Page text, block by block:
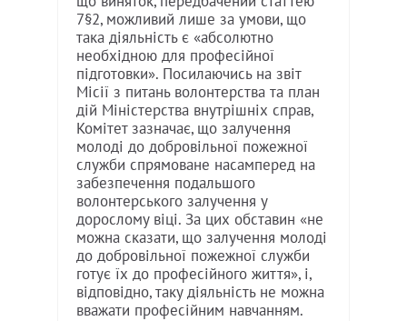
7§2, можливий лише за умови, що
така діяльність є «абсолютно
необхідною для професійної
підготовки». Посилаючись на звіт
Місії з питань волонтерства та план
дій Міністерства внутрішніх справ,
Комітет зазначає, що залучення
молоді до добровільної пожежної
служби спрямоване насамперед на
забезпечення подальшого
волонтерського залучення у
дорослому віці. За цих обставин «не
можна сказати, що залучення молоді
до добровільної пожежної служби
готує їх до професійного життя», і,
відповідно, таку діяльність не можна
вважати професійним навчанням.